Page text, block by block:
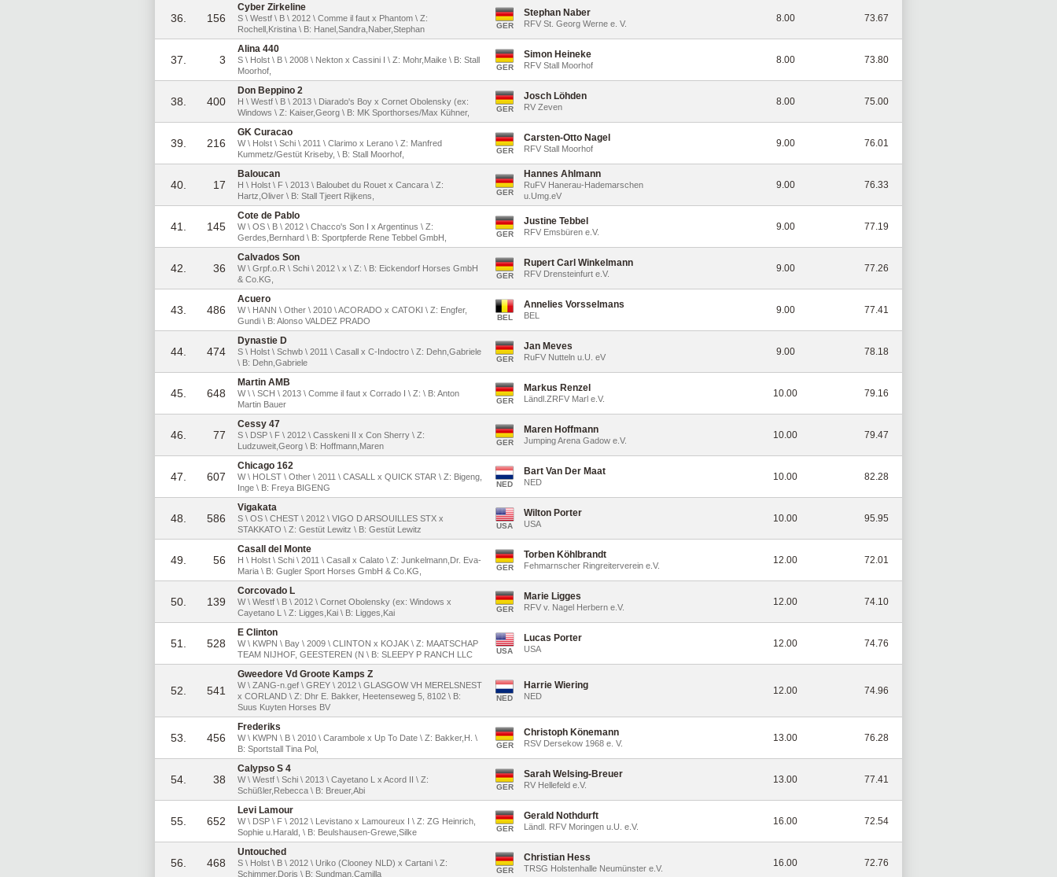
36. 156
Cyber Zirkeline
S \ Westf \ B \ 2012 \ Comme il faut x Phantom \ Z:
Rochell,Kristina \ B: Hanel,Sandra,Naber,Stephan
GER
Stephan Naber
RFV St. Georg Werne e. V. 8.00 73.67
37. 3
Alina 440
S \ Holst \ B \ 2008 \ Nekton x Cassini I \ Z: Mohr,Maike \ B: Stall
Moorhof,
GER
Simon Heineke
RFV Stall Moorhof 8.00 73.80
38. 400
Don Beppino 2
H \ Westf \ B \ 2013 \ Diarado's Boy x Cornet Obolensky (ex:
Windows \ Z: Kaiser,Georg \ B: MK Sporthorses/Max Kühner,
GER
Josch Löhden
RV Zeven 8.00 75.00
39. 216
GK Curacao
W \ Holst \ Schi \ 2011 \ Clarimo x Lerano \ Z: Manfred
Kummetz/Gestüt Kriseby, \ B: Stall Moorhof,
GER
Carsten-Otto Nagel
RFV Stall Moorhof 9.00 76.01
40. 17
Baloucan
H \ Holst \ F \ 2013 \ Baloubet du Rouet x Cancara \ Z:
Hartz,Oliver \ B: Stall Tjeert Rijkens,
GER
Hannes Ahlmann
RuFV Hanerau-Hademarschen
u.Umg.eV
9.00 76.33
41. 145
Cote de Pablo
W \ OS \ B \ 2012 \ Chacco's Son I x Argentinus \ Z:
Gerdes,Bernhard \ B: Sportpferde Rene Tebbel GmbH,
GER
Justine Tebbel
RFV Emsbüren e.V. 9.00 77.19
42. 36
Calvados Son
W \ Grpf.o.R \ Schi \ 2012 \ x \ Z: \ B: Eickendorf Horses GmbH
& Co.KG,
GER
Rupert Carl Winkelmann
RFV Drensteinfurt e.V. 9.00 77.26
43. 486
Acuero
W \ HANN \ Other \ 2010 \ ACORADO x CATOKI \ Z: Engfer,
Gundi \ B: Alonso VALDEZ PRADO
BEL
Annelies Vorsselmans
BEL 9.00 77.41
44. 474
Dynastie D
S \ Holst \ Schwb \ 2011 \ Casall x C-Indoctro \ Z: Dehn,Gabriele
\ B: Dehn,Gabriele
GER
Jan Meves
RuFV Nutteln u.U. eV 9.00 78.18
45. 648
Martin AMB
W \ \ SCH \ 2013 \ Comme il faut x Corrado I \ Z: \ B: Anton
Martin Bauer
GER
Markus Renzel
Ländl.ZRFV Marl e.V. 10.00 79.16
46. 77
Cessy 47
S \ DSP \ F \ 2012 \ Casskeni II x Con Sherry \ Z:
Ludzuweit,Georg \ B: Hoffmann,Maren
GER
Maren Hoffmann
Jumping Arena Gadow e.V. 10.00 79.47
47. 607
Chicago 162
W \ HOLST \ Other \ 2011 \ CASALL x QUICK STAR \ Z: Bigeng,
Inge \ B: Freya BIGENG
NED
Bart Van Der Maat
NED 10.00 82.28
48. 586
Vigakata
S \ OS \ CHEST \ 2012 \ VIGO D ARSOUILLES STX x
STAKKATO \ Z: Gestüt Lewitz \ B: Gestüt Lewitz
USA
Wilton Porter
USA 10.00 95.95
49. 56
Casall del Monte
H \ Holst \ Schi \ 2011 \ Casall x Calato \ Z: Junkelmann,Dr. Eva-
Maria \ B: Gugler Sport Horses GmbH & Co.KG,
GER
Torben Köhlbrandt
Fehmarnscher Ringreiterverein e.V. 12.00 72.01
50. 139
Corcovado L
W \ Westf \ B \ 2012 \ Cornet Obolensky (ex: Windows x
Cayetano L \ Z: Ligges,Kai \ B: Ligges,Kai
GER
Marie Ligges
RFV v. Nagel Herbern e.V. 12.00 74.10
51. 528
E Clinton
W \ KWPN \ Bay \ 2009 \ CLINTON x KOJAK \ Z: MAATSCHAP
TEAM NIJHOF, GEESTEREN (N \ B: SLEEPY P RANCH LLC
USA
Lucas Porter
USA 12.00 74.76
52. 541
Gweedore Vd Groote Kamps Z
W \ ZANG-n.gef \ GREY \ 2012 \ GLASGOW VH MERELSNEST
x CORLAND \ Z: Dhr E. Bakker, Heetenseweg 5, 8102 \ B:
Suus Kuyten Horses BV
NED
Harrie Wiering
NED 12.00 74.96
53. 456
Frederiks
W \ KWPN \ B \ 2010 \ Carambole x Up To Date \ Z: Bakker,H. \
B: Sportstall Tina Pol,
GER
Christoph Könemann
RSV Dersekow 1968 e. V. 13.00 76.28
54. 38
Calypso S 4
W \ Westf \ Schi \ 2013 \ Cayetano L x Acord II \ Z:
Schüßler,Rebecca \ B: Breuer,Abi
GER
Sarah Welsing-Breuer
RV Hellefeld e.V. 13.00 77.41
55. 652
Levi Lamour
W \ DSP \ F \ 2012 \ Levistano x Lamoureux I \ Z: ZG Heinrich,
Sophie u.Harald, \ B: Beulshausen-Grewe,Silke
GER
Gerald Nothdurft
Ländl. RFV Moringen u.U. e.V. 16.00 72.54
56. 468
Untouched
S \ Holst \ B \ 2012 \ Uriko (Clooney NLD) x Cartani \ Z:
Schimmer,Doris \ B: Sundman,Camilla
GER
Christian Hess
TRSG Holstenhalle Neumünster e.V. 16.00 72.76